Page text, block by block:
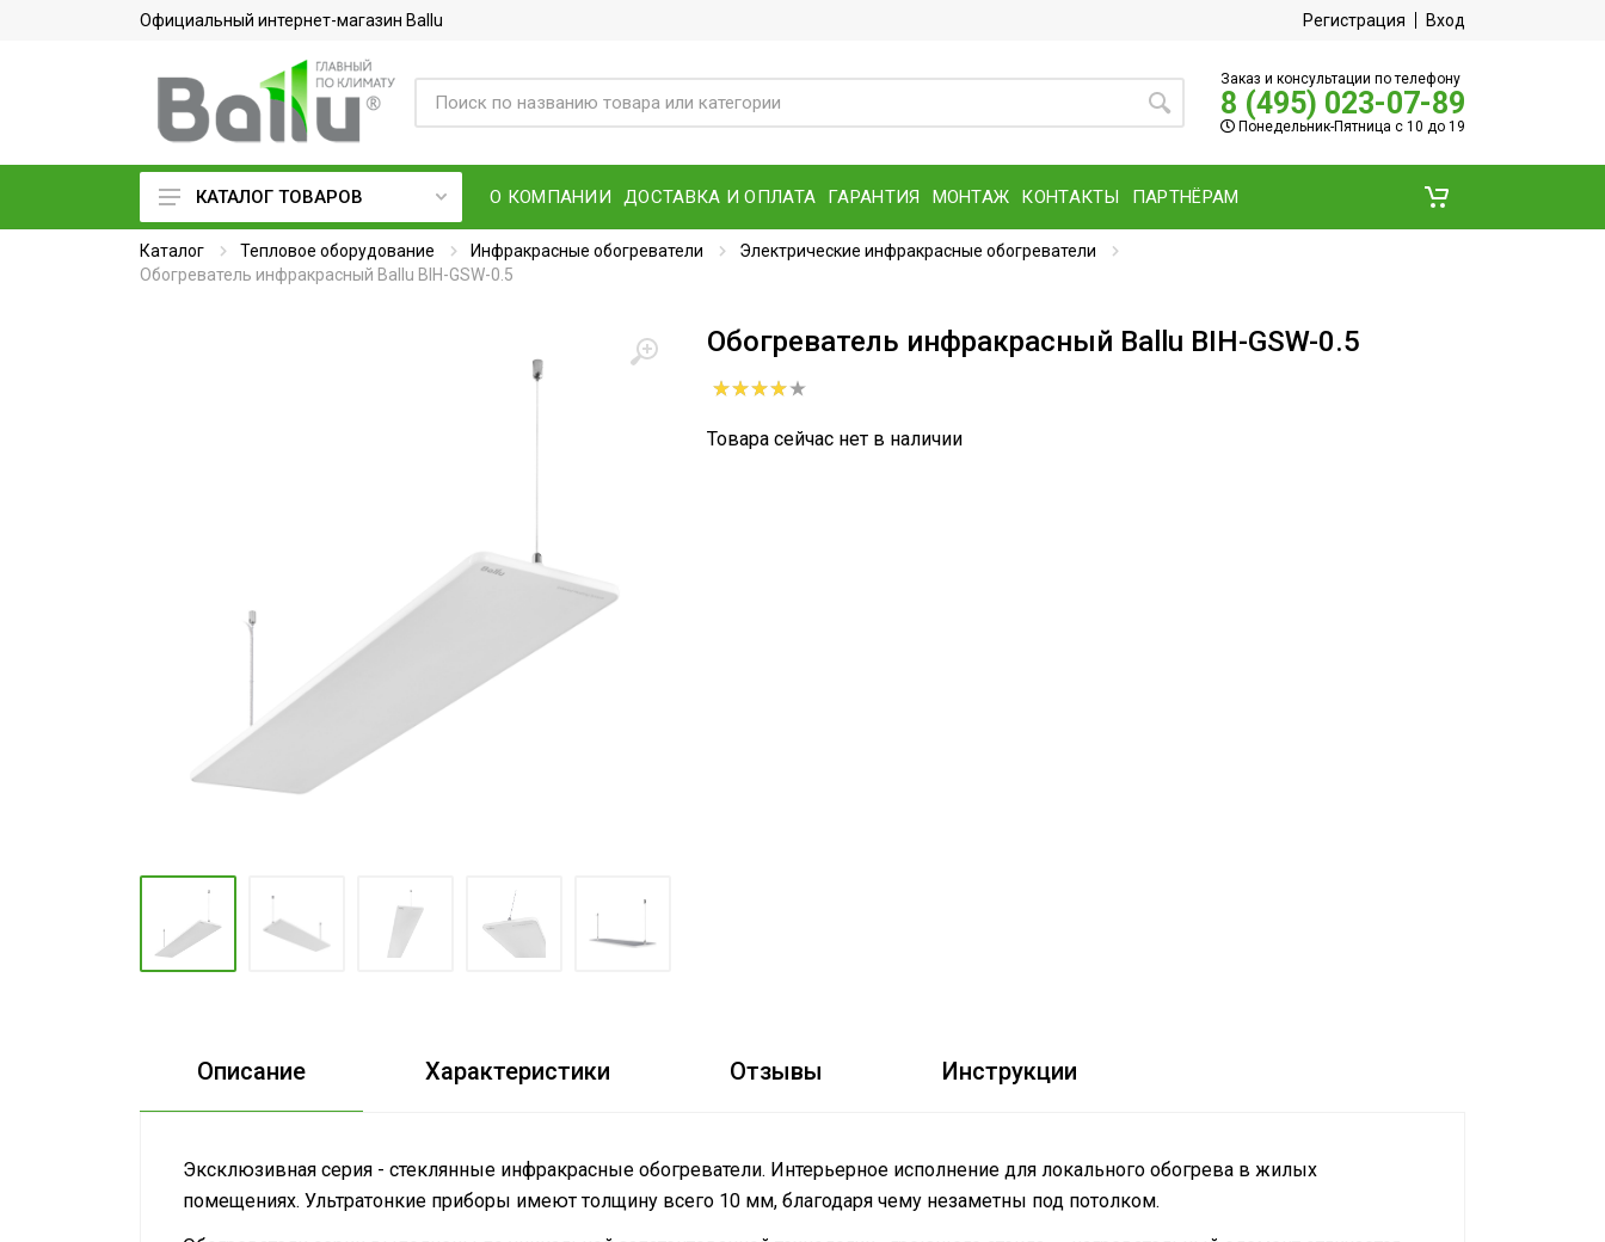
Официальный интернет-магазин Ballu Регистрация Вход
Заказ и консультации по телефону
8 (495) 023-07-89
Понедельник-Пятница с 10 до 19
Кондиционеры воздуха
КАТАЛОГ ТОВАРОВ О КОМПАНИИ ДОСТАВКА И ОПЛАТА ГАРАНТИЯ МОНТАЖ КОНТАКТЫ ПАРТНЁРАМ
Каталог Тепловое оборудование Инфракрасные обогреватели
Электрические инфракрасные обогреватели
Обогреватель инфракрасный Ballu BIH-GSW-0.5
Обогреватель инфракрасный Ballu BIH-GSW-0.5
Товара сейчас нет в наличии
Описание Характеристики Отзывы Инструкции
Эксклюзивная серия - стеклянные инфракрасные обогреватели. Интерьерное исполнение для локального обогрева в жилых
помещениях. Ультратонкие приборы имеют толщину всего 10 мм, благодаря чему незаметны под потолком.